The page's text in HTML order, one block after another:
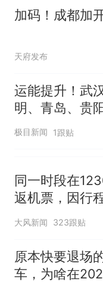
加码！成都加
天府发布
运能提升！武
明、青岛、贵
热门方向高铁列
极目新闻 1跟贴
同一时段在
返机票，因行
患病，两小时
鹏航空扣票价
空全退
大风新闻 323跟贴
原本快要退场
车，为啥在